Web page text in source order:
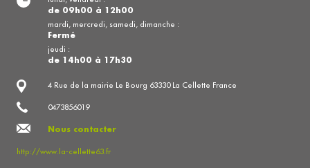
4 Rue de la mairie Le Bourg 63330 La Cellette France
0473856019
Nous contacter
http://www.la-cellette63.fr
de 09h00 à 12h00
mardi, mercredi, samedi, dimanche :
Fermé
jeudi :
de 14h00 à 17h30